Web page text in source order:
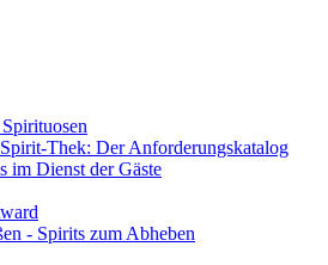
Thek: Der Anforderungskatalog
im Dienst der Gäste
- Spirits zum Abheben